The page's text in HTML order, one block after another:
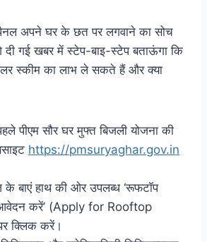
अपने घर के छत पर लगवाने का सोच
गई खबर में स्टेप-बाइ-स्टेप बताऊंगा कि
स्कीम का लाभ ले सकते हैं और क्या
पीएम सौर घर मुफ्त बिजली योजना की
https://pmsuryaghar.gov.in
के बाएं हाथ की ओर उपलब्ध ‘रूफटॉप
करें’ (Apply for Rooftop
क्लिक करें।